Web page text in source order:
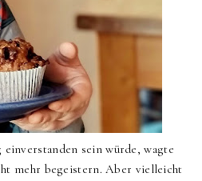
sein würde, wagte
mehr begeistern. Aber vielleicht